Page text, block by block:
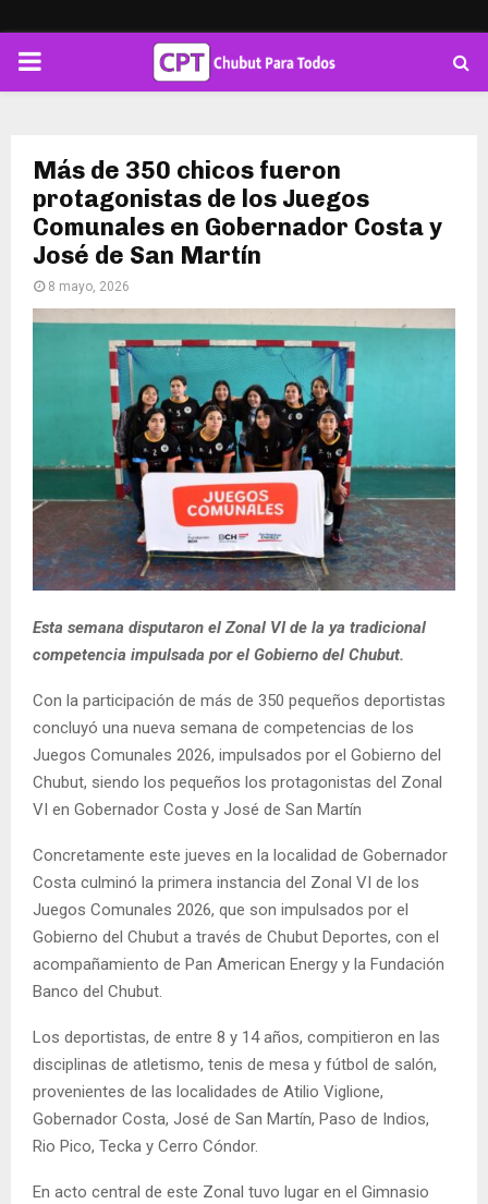
PRIMARY
Más de 350 chicos fueron
protagonistas de los Juegos
Comunales en Gobernador Costa y
José de San Martín
8 mayo, 2026
Esta semana disputaron el Zonal VI de la ya tradicional
competencia impulsada por el Gobierno del Chubut.
Con la participación de más de 350 pequeños deportistas
concluyó una nueva semana de competencias de los
Juegos Comunales 2026, impulsados por el Gobierno del
Chubut, siendo los pequeños los protagonistas del Zonal
VI en Gobernador Costa y José de San Martín
Concretamente este jueves en la localidad de Gobernador
Costa culminó la primera instancia del Zonal VI de los
Juegos Comunales 2026, que son impulsados por el
Gobierno del Chubut a través de Chubut Deportes, con el
acompañamiento de Pan American Energy y la Fundación
Banco del Chubut.
Los deportistas, de entre 8 y 14 años, compitieron en las
disciplinas de atletismo, tenis de mesa y fútbol de salón,
provenientes de las localidades de Atilio Viglione,
Gobernador Costa, José de San Martín, Paso de Indios,
Rio Pico, Tecka y Cerro Cóndor.
En acto central de este Zonal tuvo lugar en el Gimnasio